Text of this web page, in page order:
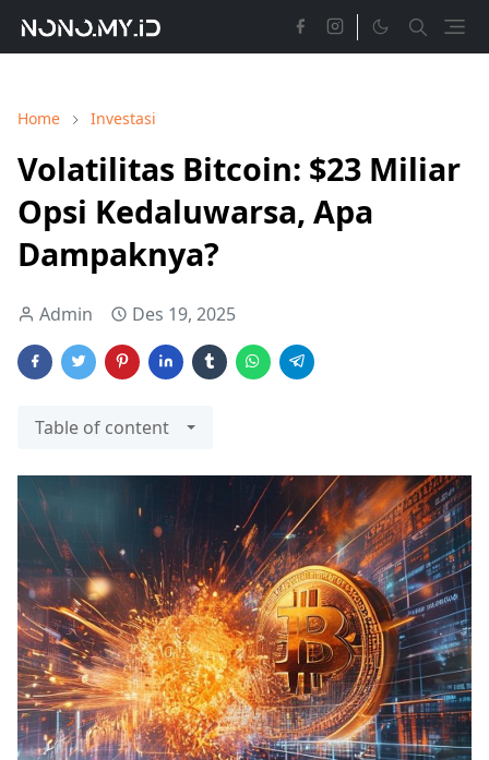
Home Investasi
Volatilitas Bitcoin: $23 Miliar
Opsi Kedaluwarsa, Apa
Dampaknya?
Admin Des 19, 2025
Table of content